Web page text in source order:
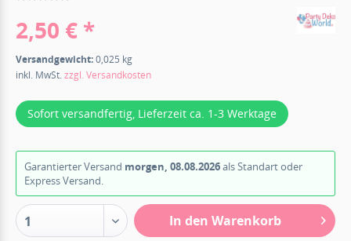
2,50 € *
Versandgewicht:0,025 kg
inkl. MwSt.zzgl. Versandkosten
Sofort versandfertig, Lieferzeit ca. 1-3 Werktage
Garantierter Versand morgen, 08.08.2026als Standart oder
Express Versand.
1 In den Warenkorb